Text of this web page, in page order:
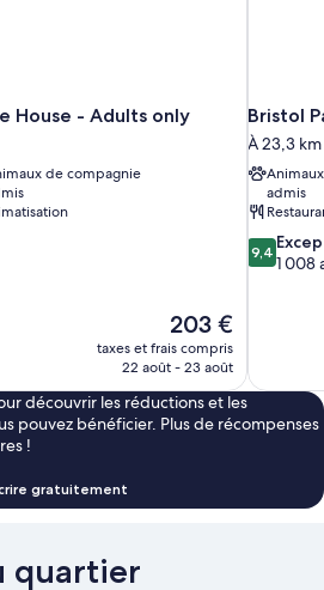
House - Adults only
de compagnie
Le
nouveau
prix
de
203 €
203 €
taxes et frais compris
22 août - 23 août
Bristol
À 23,3
admis
9.4
sur
9,4
1 008
découvrir les réductions et les
pouvez bénéficier. Plus de récompenses
!
gratuitement
quartier